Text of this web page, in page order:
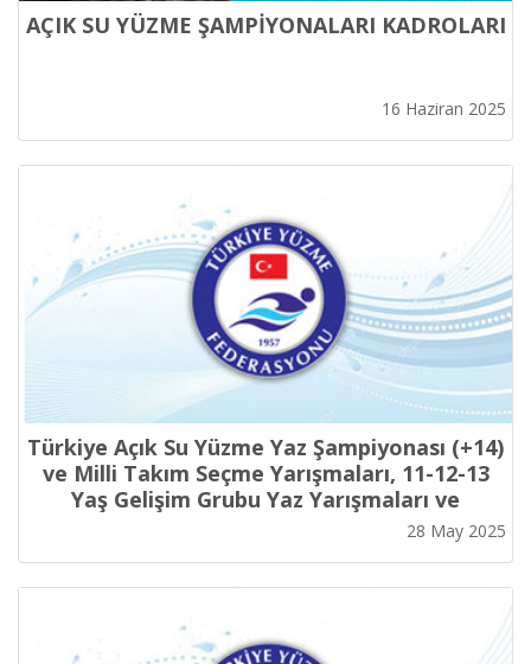
AÇIK SU YÜZME ŞAMPİYONALARI KADROLARI
16 Haziran 2025
Türkiye Açık Su Yüzme Yaz Şampiyonası (+14)
ve Milli Takım Seçme Yarışmaları, 11-12-13
Yaş Gelişim Grubu Yaz Yarışmaları ve
Uluslararası Açık Su Yüzme Gelişim Grubu
28 May 2025